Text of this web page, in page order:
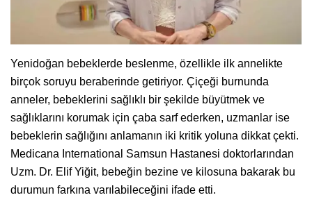
Yenidoğan bebeklerde beslenme, özellikle ilk annelikte
birçok soruyu beraberinde getiriyor. Çiçeği burnunda
anneler, bebeklerini sağlıklı bir şekilde büyütmek ve
sağlıklarını korumak için çaba sarf ederken, uzmanlar ise
bebeklerin sağlığını anlamanın iki kritik yoluna dikkat çekti.
Medicana International Samsun Hastanesi doktorlarından
Uzm. Dr. Elif Yiğit, bebeğin bezine ve kilosuna bakarak bu
durumun farkına varılabileceğini ifade etti.